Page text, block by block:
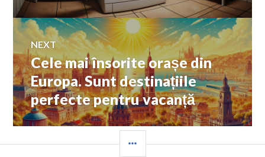
NEXT
Next
post:
Cele mai însorite orașe din
Europa. Sunt destinațiile
perfecte pentru vacanță